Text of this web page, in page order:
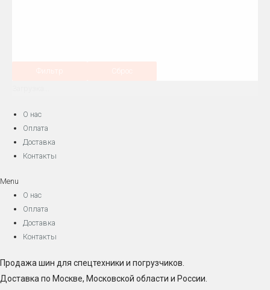
Фильтр
Сброс
О нас
Оплата
Доставка
Контакты
Menu
О нас
Оплата
Доставка
Контакты
Продажа шин для спецтехники и погрузчиков.
Доставка по Москве, Московской области и России.